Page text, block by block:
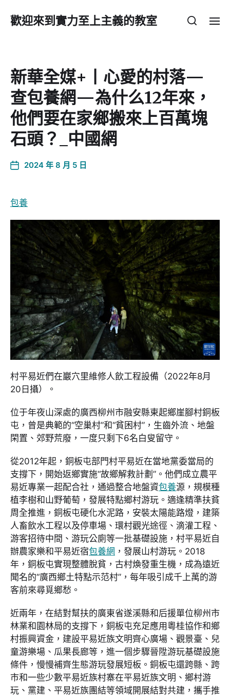
歡迎來到實力至上主義的教室
新華全媒+丨心愛的村落—
查包養網—為什么12年來，
他們要在家鄉搬來上百萬塊
石頭？_中國網
2024 年 8 月 5 日
包養
村平易近們在巖穴里維修人飲工程設備（2022年8月
20日攝）。
位于年夜山深處的廣西柳州市融安縣東起鄉崖腳村銅板
屯，曾是典範的“空巢村”和“貧困村”，生齒外流、地盤
閑置、郊野荒廢，一度只剩下6名白叟留守。
從2012年起，銅板屯部門村平易近在當地黨委當局的
支撐下，開始返鄉實施“故鄉解救計劃”。他們成立農平
易近專業一起配合社，通過整合地盤資包養源，規模種
植李樹和山野葡萄，發展特點鄉村游玩。適逢精準扶貧
周全推進，銅板屯硬化水泥路，安裝太陽能路燈，建築
人畜飲水工程以及停車場、環村觀光途徑、滴灌工程、
游客招待中間、游玩公廁等一批基礎設施，村平易近自
辦農家樂和平易近宿包養網 ，發展山村游玩。2018
年，銅板屯實現整體脫貧，古村煥發重生機，成為遠近
聞名的“廣西鄉土特點示范村”，每年吸引成千上萬的游
客前來尋覓鄉愁。
近兩年，在結對幫扶的廣東省遂溪縣和后援單位柳州市
林業和園林局的支撐下，銅板屯充足應用粵桂協作和鄉
村振興資金，建設平易近族文明齊心廣場、觀景臺、兒
童游樂場、瓜果長廊等，進一個步驟晉陞游玩基礎設施
條件，慢慢補齊生態游玩發展短板。銅板屯還跨縣、跨
市和一些少數平易近族村寨在平易近族文明、鄉村游
玩、黨建、平易近族團結等領域開展結對共建，攜手推